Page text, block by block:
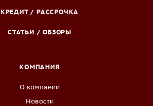
КРЕДИТ / РАССРОЧКА
СТАТЬИ / ОБЗОРЫ
КОМПАНИЯ
О компании
Новости